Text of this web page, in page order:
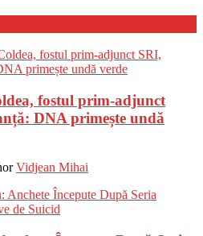
fostul prim-adjunct
DNA primește undă
Vidjean Mihai